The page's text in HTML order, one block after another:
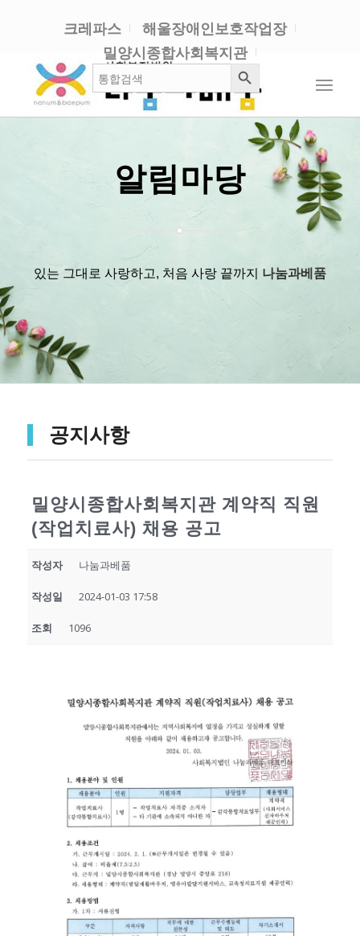
크레파스
해울장애인보호작업장
밀양시종합사회복지관
검 검색 버튼
알림마당
있는 그대로 사랑하고, 처음 사랑 끝까지 나눔과베품
공지사항
밀양시종합사회복지관 계약직 직원
(작업치료사) 채용 공고
작성자 나눔과베품
작성일 2024-01-03 17:58
조회 1096